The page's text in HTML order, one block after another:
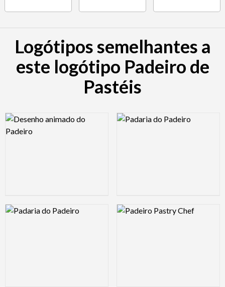
Logótipos semelhantes a
este logótipo Padeiro de
Pastéis
Logo Preview Image Logo Preview Image
Logo Preview Image Logo Preview Image